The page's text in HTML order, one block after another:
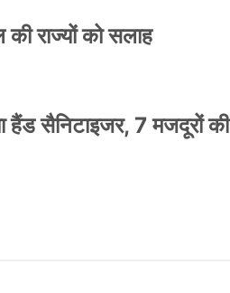
राज्यों को सलाह
हैंड सैनिटाइजर, 7 मजदूरों